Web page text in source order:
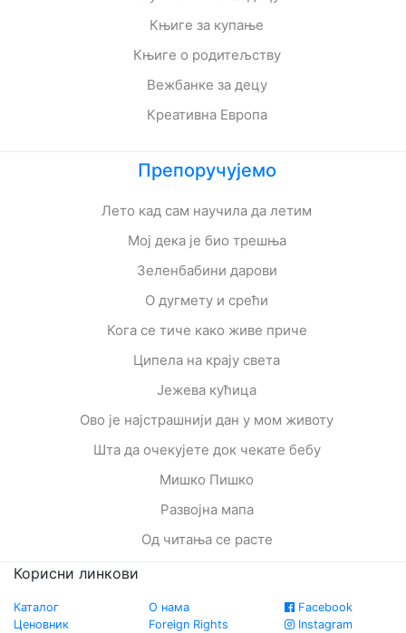
Књиге за купање
Књиге о родитељству
Вежбанке за децу
Креативна Европа
Препоручујемо
Лето кад сам научила да летим
Мој дека је био трешња
Зеленбабини дарови
О дугмету и срећи
Кога се тиче како живе приче
Ципела на крају света
Јежева кућица
Ово је најстрашнији дан у мом животу
Шта да очекујете док чекате бебу
Мишко Пишко
Развојна мапа
Од читања се расте
Корисни линкови
Каталог
Ценовник
О нама
Foreign Rights
Facebook
Instagram